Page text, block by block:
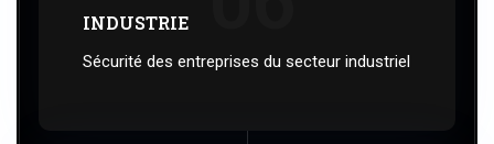
INDUSTRIE
Sécurité des entreprises du secteur industriel